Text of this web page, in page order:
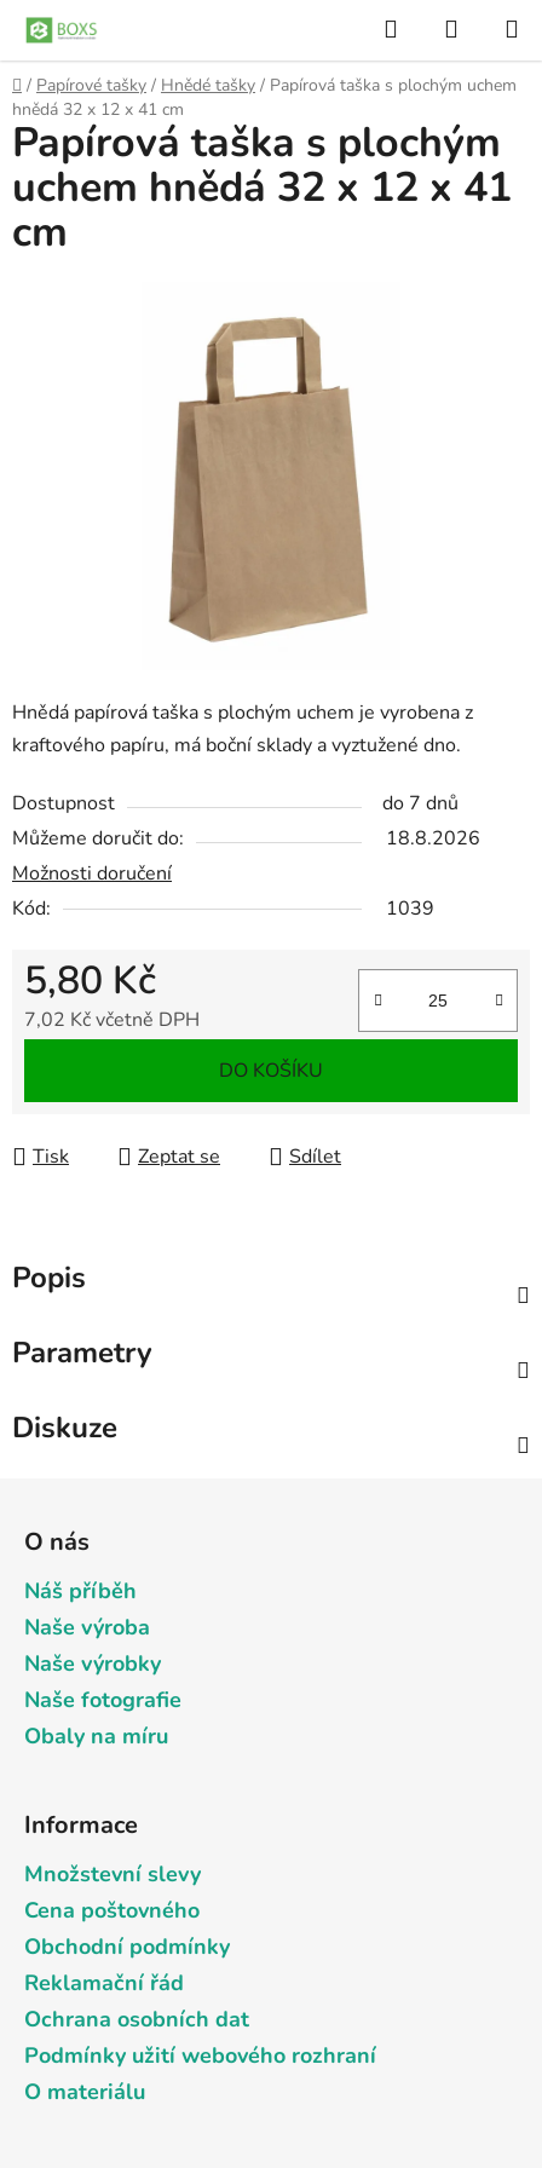
Přejít
obsah
Hledat
KOŠÍK
Domů
/ Papírové tašky / Hnědé tašky / Papírová taška s plochým uchem
hnědá 32 x 12 x 41 cm
Hnědá papírová taška s plochým uchem je vyrobena z
kraftového papíru, má boční sklady a vyztužené dno.
Dostupnost
do 7 dnů
Můžeme doručit do:
18.8.2026
Možnosti doručení
Kód:
1039
5,80 Kč
7,02 Kč včetně DPH
DO KOŠÍKU
Tisk Zeptat se Sdílet
Papírová taška s plochým
uchem hnědá 32 x 12 x 41
cm
Popis
Parametry
Diskuze
O nás
Náš příběh
Naše výroba
Naše výrobky
Naše fotografie
Obaly na míru
Informace
Množstevní slevy
Cena poštovného
Obchodní podmínky
Reklamační řád
Ochrana osobních dat
Podmínky užití webového rozhraní
O materiálu